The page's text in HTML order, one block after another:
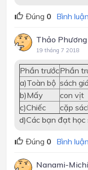
Đúng 0 Bình
Thảo Phương
19 tháng 7 2018
Phần trướcPhần
a)Toàn bộ sách
b)Mấy
con vịt
c)Chiếc
cặp
d)Các bạn đạt học
Đúng 0 Bình
Nanami-